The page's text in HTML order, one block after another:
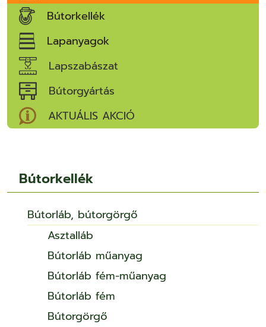
Bútorkellék
Lapanyagok
Lapszabászat
Bútorgyártás
AKTUÁLIS AKCIÓ
Bútorkellék
Bútorláb, bútorgörgő
Asztalláb
Bútorláb műanyag
Bútorláb fém-műanyag
Bútorláb fém
Bútorgörgő